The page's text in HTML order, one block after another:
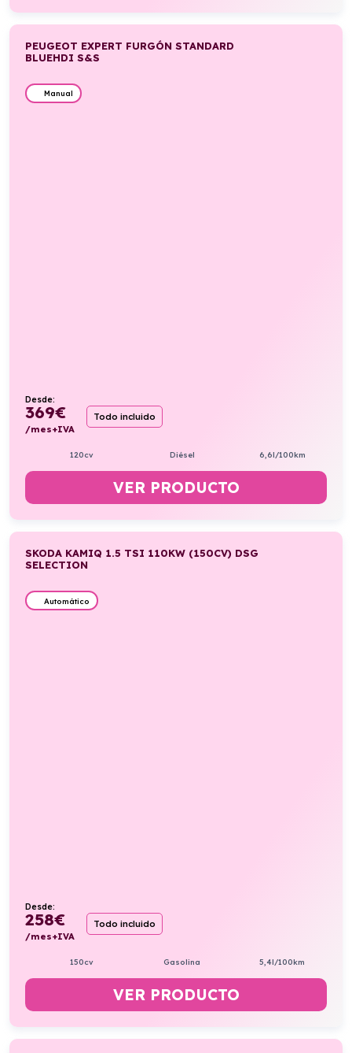
PEUGEOT EXPERT FURGÓN STANDARD
BLUEHDI S&S
Manual
Desde:
369€
/mes+IVA
Todo incluido
120cv Diésel 6,6l/100km
VER PRODUCTO
SKODA KAMIQ 1.5 TSI 110KW (150CV) DSG
SELECTION
Automático
Desde:
258€
/mes+IVA
Todo incluido
150cv Gasolina 5,4l/100km
VER PRODUCTO